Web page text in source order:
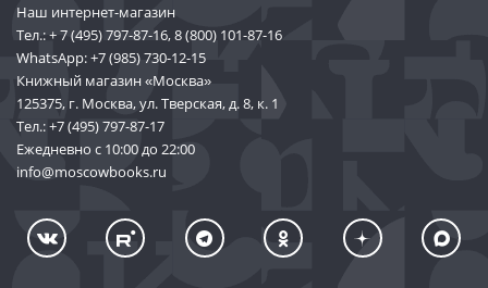
Наш интернет-магазин
Тел.:+ 7 (495) 797-87-16,8 (800) 101-87-16
WhatsApp:+7 (985) 730-12-15
Книжный магазин «Москва»
125375, г. Москва, ул. Тверская, д. 8, к. 1
Тел.:+7 (495) 797-87-17
Ежедневно с 10:00 до 22:00
info@moscowbooks.ru